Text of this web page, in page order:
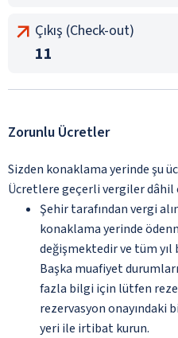
Çıkış (Check-out)
11
Zorunlu Ücretler
Sizden konaklama yerinde şu
Ücretlere geçerli vergiler
Şehir tarafından vergi
konaklama yerinde
değişmektedir ve tüm
Başka muafiyet
fazla bilgi için lütfen
rezervasyon
yeri ile irtibat kurun.